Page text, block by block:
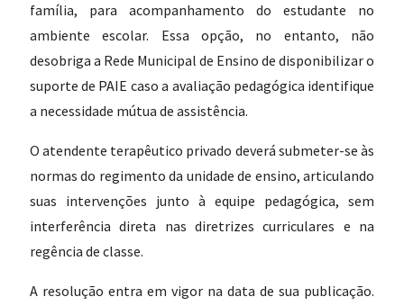
família, para acompanhamento do estudante no
ambiente escolar. Essa opção, no entanto, não
desobriga a Rede Municipal de Ensino de disponibilizar o
suporte de PAIE caso a avaliação pedagógica identifique
a necessidade mútua de assistência.
O atendente terapêutico privado deverá submeter-se às
normas do regimento da unidade de ensino, articulando
suas intervenções junto à equipe pedagógica, sem
interferência direta nas diretrizes curriculares e na
regência de classe.
A resolução entra em vigor na data de sua publicação.